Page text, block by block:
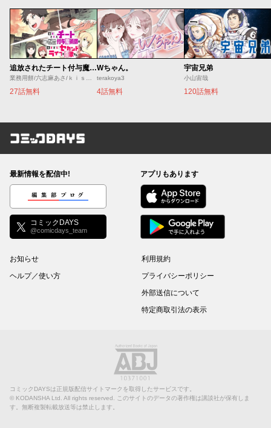
追放されたチート付与魔術師は気ままなセカンドライフを謳歌する。 ～俺は武器だけじゃなく、あらゆるものに『強化ポイント』を付与できるし、俺の意思でいつでも効果を解除できるけど、残った人たち大丈夫？～
27話無料
Wちゃん。
terakoya3
4話無料
宇宙兄弟
小山宙哉
120話無料
コミックDAYS
最新情報を配信中!
編集部ブログ
コミックDAYS
@comicdays_team
アプリもあります
お知らせ
ヘルプ／使い方
利用規約
プライバシーポリシー
外部送信について
特定商取引法の表示
コミックDAYSは正規版配信サイトマークを取得したサービスです。
© KODANSHA Ltd. All rights reserved. このサイトのデータの著作権は講談社が保有しま
す。無断複製転載放送等は禁止します。